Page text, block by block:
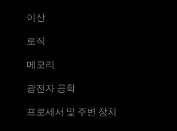
이산
로직
메모리
광전자 공학
프로세서 및 주변 장치